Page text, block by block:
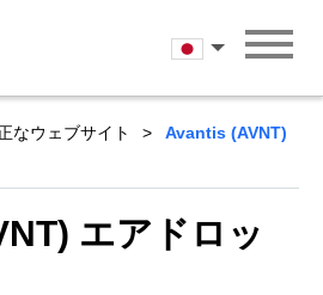
日本語
なウェブサイト
Avantis (AVNT)
エアドロッ